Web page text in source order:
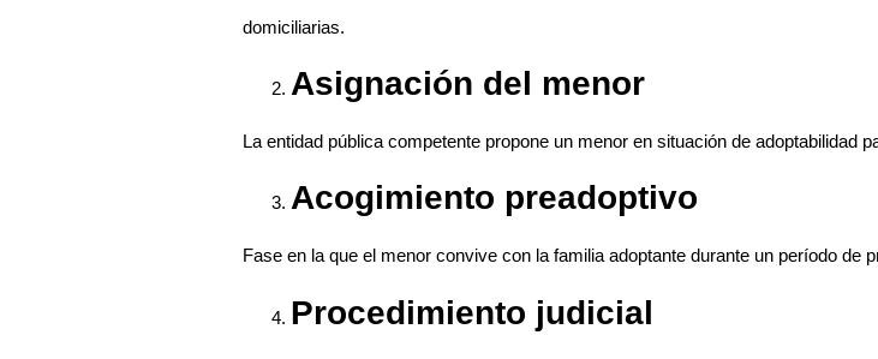
domiciliarias.
Asignación del menor
La entidad pública competente propone un menor en situación de adoptabilidad
Acogimiento preadoptivo
Fase en la que el menor convive con la familia adoptante durante un período de
Procedimiento judicial